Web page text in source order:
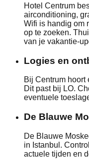
Hotel Centrum
airconditioning,
Wifi is handig om
op te zoeken.
van je vakantie-
Logies en
Bij Centrum hoort
Dit past bij LO.
eventuele
De Blauwe
De Blauwe
in Istanbul.
actuele tijden en